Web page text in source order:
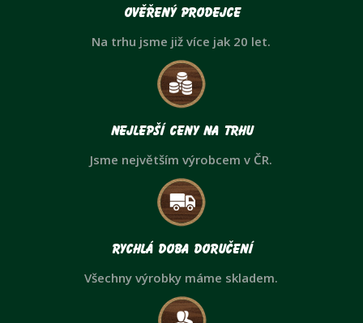
Ověřený prodejce
Na trhu jsme již více jak 20 let.
Nejlepší ceny na trhu
Jsme největším výrobcem v ČR.
Rychlá doba doručení
Všechny výrobky máme skladem.